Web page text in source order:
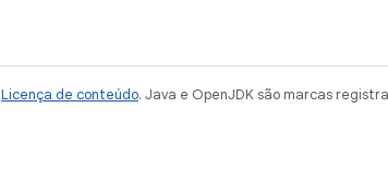
Licença de conteúdo. Java e OpenJDK são marcas